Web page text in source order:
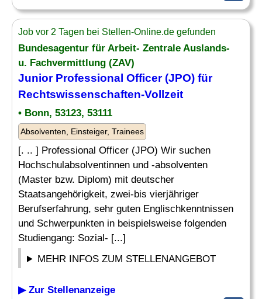
Job vor 2 Tagen bei Stellen-Online.de gefunden
Bundesagentur für Arbeit- Zentrale Auslands-
u. Fachvermittlung (ZAV)
Junior Professional Officer (JPO) für
Rechtswissenschaften-Vollzeit
• Bonn, 53123, 53111
Absolventen, Einsteiger, Trainees
[. .. ] Professional Officer (JPO) Wir suchen
Hochschulabsolventinnen und -absolventen
(Master bzw. Diplom) mit deutscher
Staatsangehörigkeit, zwei-bis vierjähriger
Berufserfahrung, sehr guten Englischkenntnissen
und Schwerpunkten in beispielsweise folgenden
Studiengang: Sozial- [...]
MEHR INFOS ZUM STELLENANGEBOT
▶ Zur Stellenanzeige